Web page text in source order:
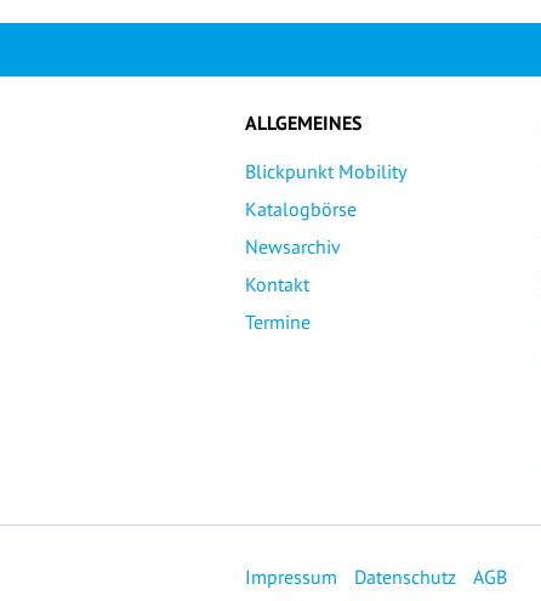
ALLGEMEINES
Blickpunkt Mobility
Katalogbörse
Newsarchiv
Kontakt
Termine
Impressum Datenschutz
AGB